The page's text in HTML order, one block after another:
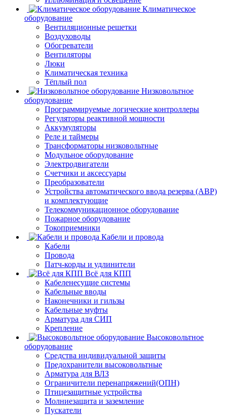
Климатическое
оборудование
Вентиляционные решетки
Воздуховоды
Обогреватели
Вентиляторы
Люки
Климатическая техника
Тёплый пол
Низковольтное
оборудование
Программируемые логические контроллеры
Регуляторы реактивной мощности
Аккумуляторы
Реле и таймеры
Трансформаторы низковольтные
Модульное оборудование
Электродвигатели
Счетчики и аксессуары
Преобразователи
Устройства автоматического ввода резерва (АВР)
и комплектующие
Телекоммуникационное оборудование
Пожарное оборудование
Токоприемники
Кабели и провода
Кабели
Провода
Патч-корды и удлинители
Всё для КПП
Кабеленесущие системы
Кабельные вводы
Наконечники и гильзы
Кабельные муфты
Арматура для СИП
Крепление
Высоковольтное
оборудование
Средства индивидуальной защиты
Предохранители высоковольтные
Арматура для ВЛЗ
Ограничители перенапряжений(ОПН)
Птицезащитные устройства
Молниезащита и заземление
Пускатели